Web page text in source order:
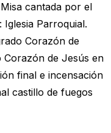
cantada por el
Parroquial.
Corazón de
Corazón de Jesús en
final e incensación
castillo de fuegos